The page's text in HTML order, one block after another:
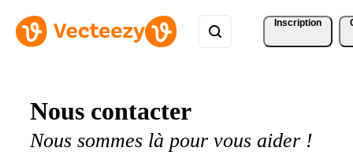
Inscription
Nous contacter
Nous sommes là pour vous aider !